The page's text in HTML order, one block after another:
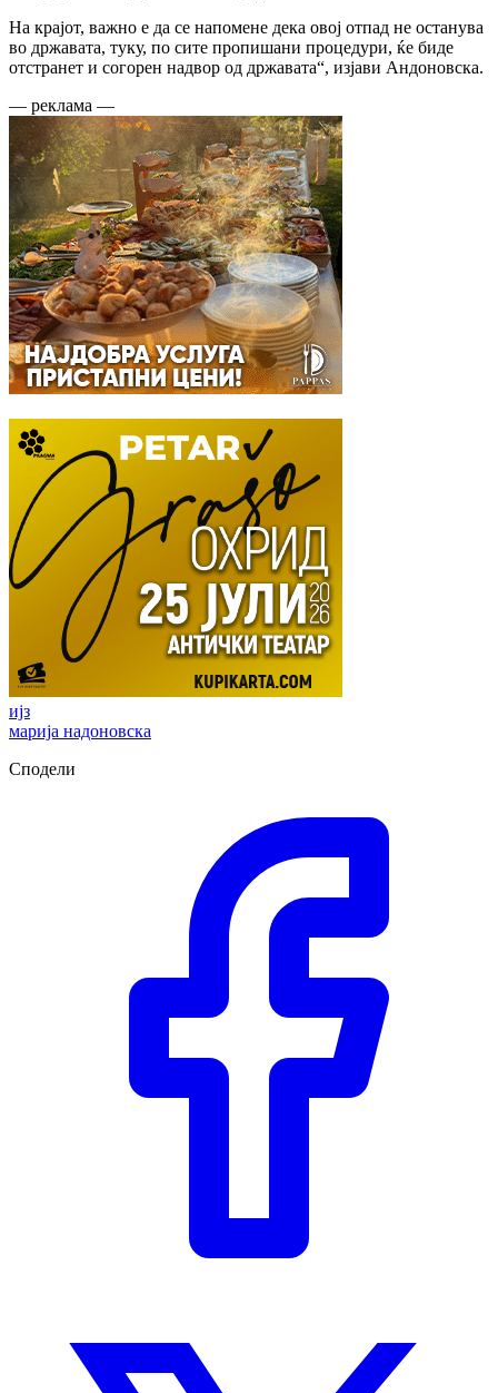
На крајот, важно е да се напомене дека овој отпад не останува
во државата, туку, по сите пропишани процедури, ќе биде
отстранет и согорен надвор од државата“, изјави Андоновска.
— реклама —
ијз
марија надоновска
Сподели